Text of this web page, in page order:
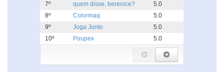
7º
quem disse, berenice?
5.0
8º
Colormaq
5.0
9º
Joga Junto
5.0
10º
Poupex 5.0